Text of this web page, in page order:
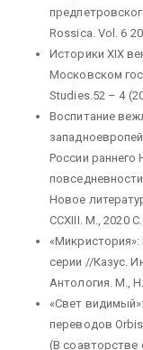
Rossica. Vol. 6
Историки XIX
Московском
Studies.52 – 4
Воспитание
России
Новое
CCXIII. М., 2020
серии //Казус.
Антология. М.,
«Свет
переводов
(В соавторстве